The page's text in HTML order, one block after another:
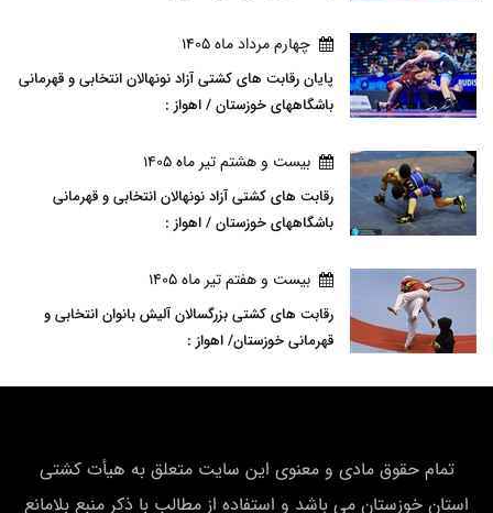
چهارم مرداد ماه 1405
پایان رقابت های کشتی آزاد نونهالان انتخابی و قهرمانی
باشگاههای خوزستان / اهواز :
بيست و هشتم تير ماه 1405
رقابت های کشتی آزاد نونهالان انتخابی و قهرمانی
باشگاههای خوزستان / اهواز :
بيست و هفتم تير ماه 1405
رقابت های کشتی بزرگسالان آلیش بانوان انتخابی و
قهرمانی خوزستان/ اهواز :
تمام حقوق مادی و معنوی این سایت متعلق به هیأت كشتی
استان خوزستان می باشد و استفاده از مطالب با ذکر منبع بلامانع